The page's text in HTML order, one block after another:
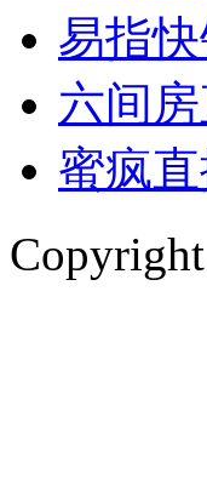
易指
六间
蜜疯